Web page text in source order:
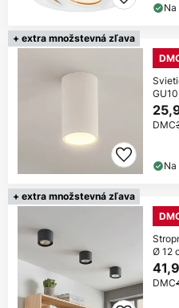
+ extra množstevná zľava
DMC
+ extra množstevná zľava
Ø 12
DMC